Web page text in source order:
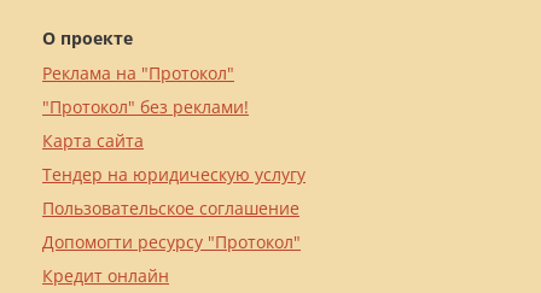
О проекте
Реклама на "Протокол"
"Протокол" без реклами!
Карта сайта
Тендер на юридическую услугу
Пользовательское соглашение
Допомогти ресурсу "Протокол"
Кредит онлайн